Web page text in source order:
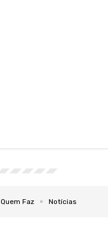
Quem Faz Notícias